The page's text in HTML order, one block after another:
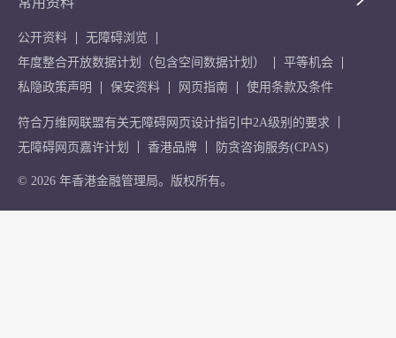
公开资料
无障碍浏览
年度整合开放数据计划（包含空间数据计划）
平等机会
私隐政策声明
保安资料 网页指南 使用条款及条件
符合万维网联盟有关无障碍网页设计指引中2A级别的要求
无障碍网页嘉许计划
香港品牌 防贪咨询服务(CPAS)
© 2026 年香港金融管理局。版权所有。